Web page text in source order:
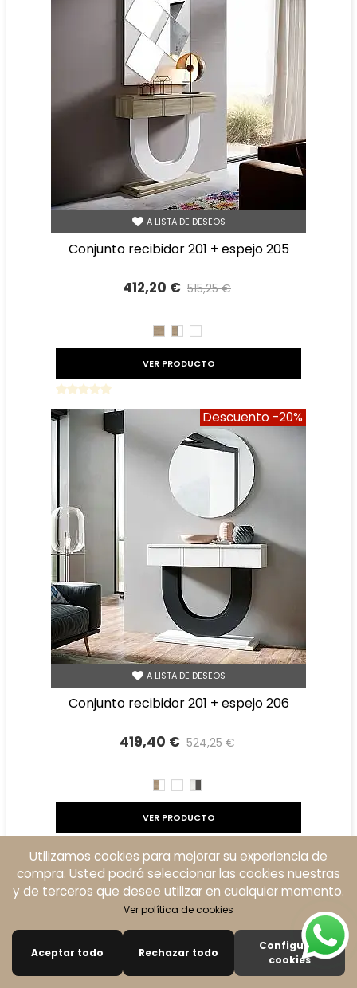
A LISTA DE DESEOS
conjunto recibidor 201 + espejo 205
412,20 € 515,25 €
CAMBRIAN
CAMBRIAN/BLANCO
BLANCO
VER PRODUCTO
Descuento -20%
A LISTA DE DESEOS
conjunto recibidor 201 + espejo 206
419,40 € 524,25 €
CAMBRIAN/BLANCO
BLANCO
TIBET
VER PRODUCTO
Descuento-20%
Buscar Carro
Utilizamos cookies para mejorar su experiencia de
compra. Usted podrá seleccionar las cookies nuestras
y de terceros que desee utilizar en cualquier momento.
Ver política de cookies
Aceptar todo Rechazar todo
Configurar
cookies